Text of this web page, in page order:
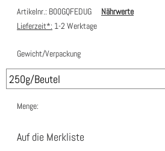
Artikelnr.: B00GQFEDUG
Nährwerte
Lieferzeit*: 1-2 Werktage
Gewicht/Verpackung
Menge:
Auf die Merkliste